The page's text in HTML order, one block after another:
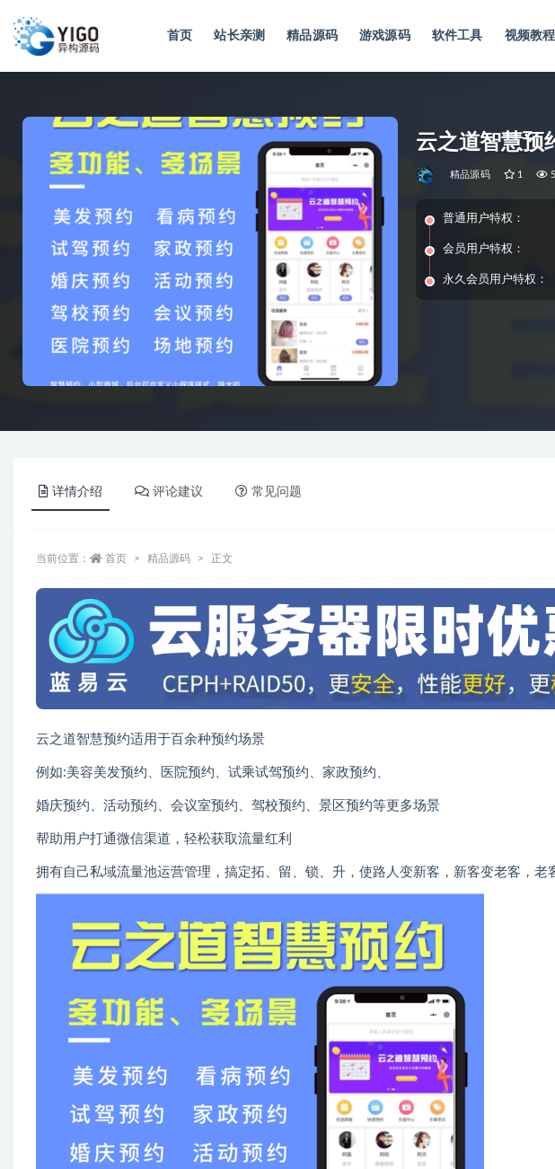
首页 站长亲测 精品源码 游戏源码 软件工具 视频教程
云之道智慧预
精品源码 1
普通用户特权：
会员用户特权：
永久会员用户特权：
详情介绍 评论建议 常见问题
当前位置： 首页 精品源码 正文
云之道智慧预约适用于百余种预约场景
例如:美容美发预约、医院预约、试乘试驾预约、家政预约、
婚庆预约、活动预约、会议室预约、驾校预约、景区预约等更多场景
帮助用户打通微信渠道，轻松获取流量红利
拥有自己私域流量池运营管理，搞定拓、留、锁、升，使路人变新客，新客变老客，老